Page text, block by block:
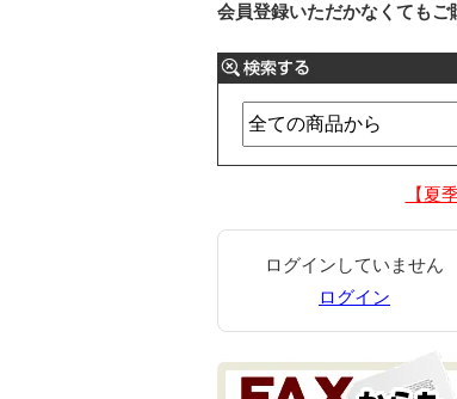
会員登録いただかなくてもご
【夏
ログインしていません
ログイン